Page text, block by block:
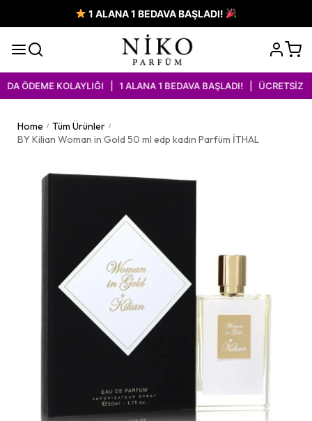
1 ALANA 1 BEDAVA BAŞLADI!
ÖDEME KOLAYLIĞI | 1 ALANA 1 BEDAVA BAŞLADI! | ÜCRETSİZ
Home / Tüm Ürünler /
BY Kilian Woman in Gold 50 ml edp kadın Parfüm İTHAL